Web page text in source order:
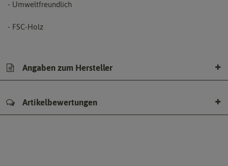
- Umweltfreundlich
- FSC-Holz
Angaben zum Hersteller
Artikelbewertungen